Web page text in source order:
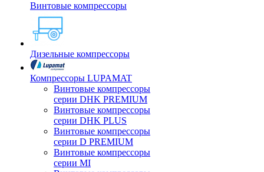
Винтовые компрессоры
Дизельные компрессоры
Компрессоры LUPAMAT
Винтовые компрессоры
серии DHK PREMIUM
Винтовые компрессоры
серии DHK PLUS
Винтовые компрессоры
серии D PREMIUM
Винтовые компрессоры
серии MI